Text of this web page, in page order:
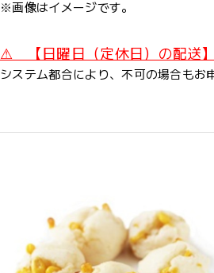
※画像はイメージです。
⚠ 【日曜日（定休日）の配送
システム都合により、不可の場合もお